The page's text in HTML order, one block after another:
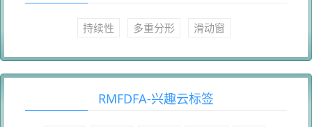
持续性 多重分形 滑动窗
RMFDFA-兴趣云标签